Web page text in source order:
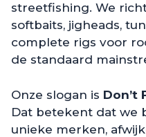
streetfishing. We
softbaits, jigheads,
complete rigs voor
de standaard
Onze slogan is Don’t
Dat betekent dat we
unieke merken,